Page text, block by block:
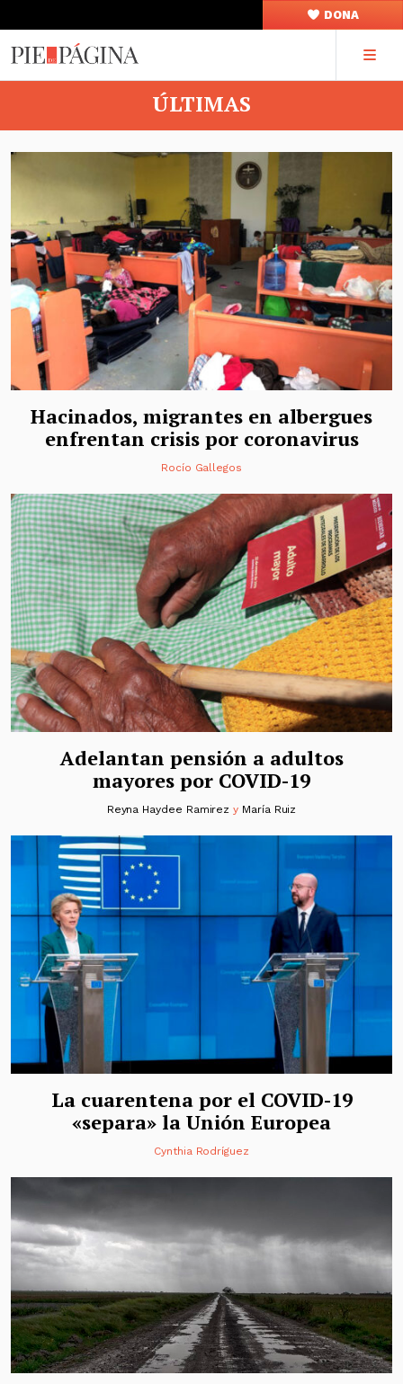
DONA
ÚLTIMAS
Hacinados, migrantes en albergues
enfrentan crisis por coronavirus
Rocío Gallegos
Adelantan pensión a adultos
mayores por COVID-19
Reyna Haydee Ramirez y María Ruiz
La cuarentena por el COVID-19
«separa» la Unión Europea
Cynthia Rodríguez